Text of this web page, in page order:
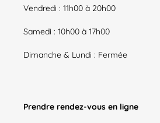
Vendredi : 11h00 à 20h00
Samedi : 10h00 à 17h00
Dimanche & Lundi : Fermée
Prendre rendez-vous en ligne